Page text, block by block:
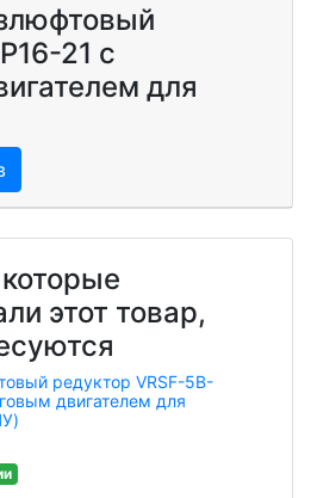
21 с
для
этот товар,
редуктор VRSF-5B-
двигателем для